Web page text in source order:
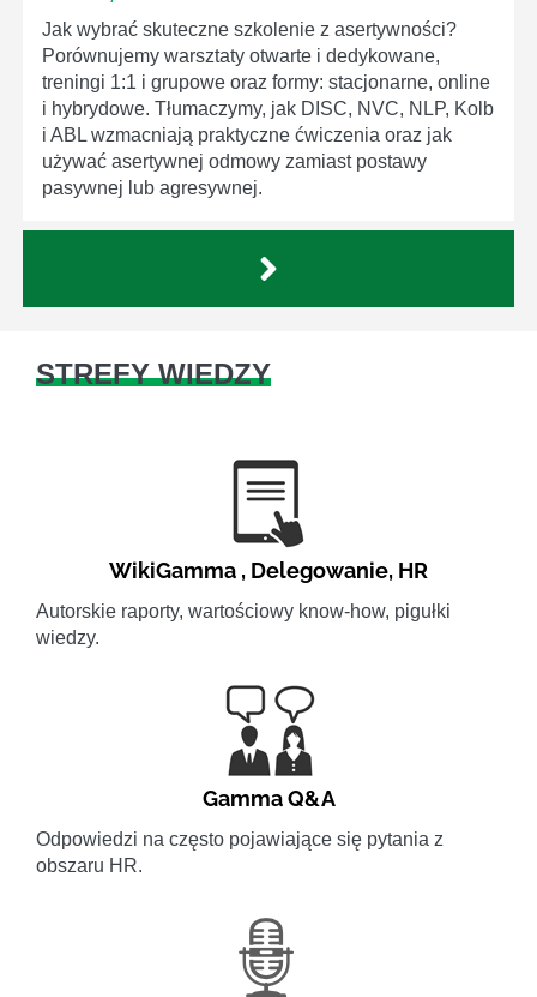
Jak wybrać skuteczne szkolenie z asertywności?
Porównujemy warsztaty otwarte i dedykowane,
treningi 1:1 i grupowe oraz formy: stacjonarne, online
i hybrydowe. Tłumaczymy, jak DISC, NVC, NLP, Kolb
i ABL wzmacniają praktyczne ćwiczenia oraz jak
używać asertywnej odmowy zamiast postawy
pasywnej lub agresywnej.
STREFY WIEDZY
WikiGamma , Delegowanie, HR
Autorskie raporty, wartościowy know-how, pigułki
wiedzy.
Gamma Q&A
Odpowiedzi na często pojawiające się pytania z
obszaru HR.